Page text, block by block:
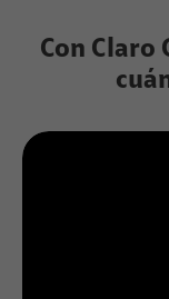
Con Claro